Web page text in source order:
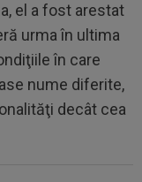
el a fost arestat
urma în ultima
în care
nume diferite,
decât cea